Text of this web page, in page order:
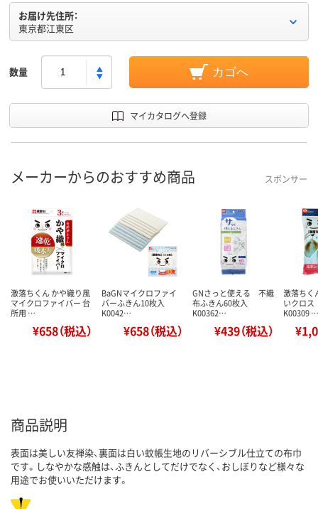
お届け先住所：
東京都江東区
数量 カゴへ
マイカタログへ登録
メーカーからのおすすめ商品 スポンサー
激落ちくん かや織り風
マイクロファイバー 台
所用 …
¥658（税込）
BaGNマイクロファイ
バーふきん10枚入
K0042…
¥658（税込）
GNさっと使える 不織
布ふきん60枚入
K00362…
¥439（税込）
激落ちく
いクロ
K00309 …
商品説明
表面は美しい友禅染、裏面は白い蚊帳生地のリバーシブル仕立ての布巾
です。しなやかな感触は、ふきんとしてだけでなく、おしぼりなど様々な
用途でお使いいただけます。